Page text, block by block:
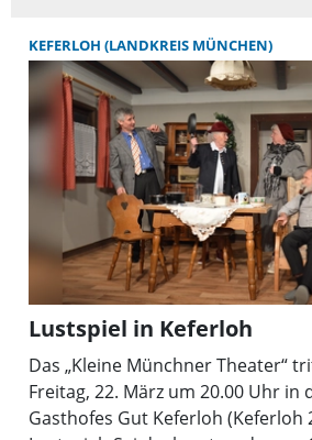
KEFERLOH (LANDKREIS MÜNCHEN)
Lustspiel in Keferloh
Das „Kleine Münchner Theater“
Freitag, 22. März um 20.00 Uhr in
Gasthofes Gut Keferloh (Keferloh